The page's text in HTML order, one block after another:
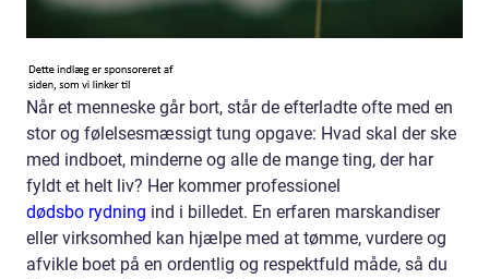
Når et menneske går bort, står de efterladte ofte med en
stor og følelsesmæssigt tung opgave: Hvad skal der ske
med indboet, minderne og alle de mange ting, der har
fyldt et helt liv? Her kommer professionel
dødsbo rydning ind i billedet. En erfaren marskandiser
eller virksomhed kan hjælpe med at tømme, vurdere og
afvikle boet på en ordentlig og respektfuld måde, så du